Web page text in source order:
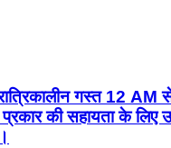
गस्त 12
प्रकार की सहायता के लिए